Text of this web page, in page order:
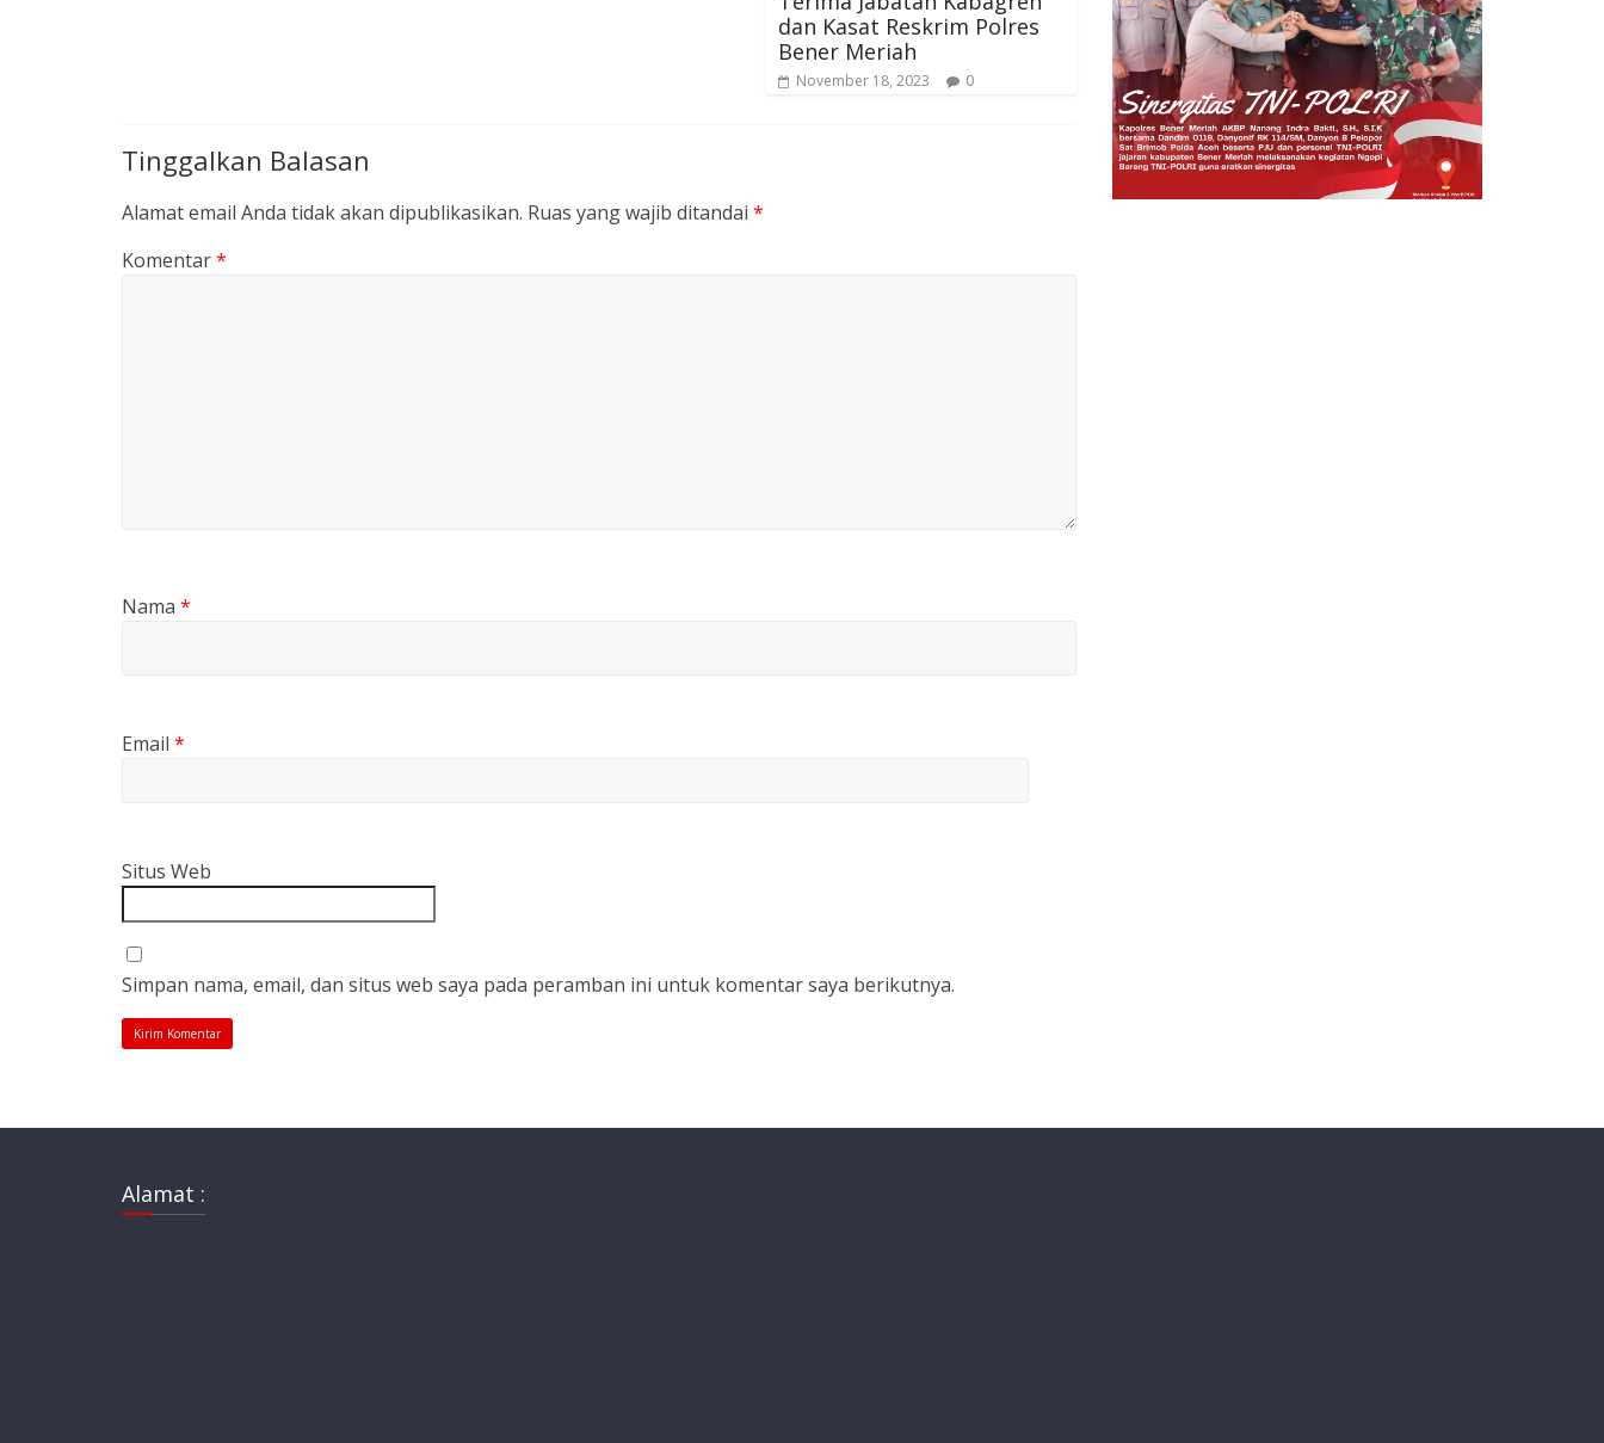
dan Kasat Reskrim Polres
Bener Meriah
November 18, 2023 0
Tinggalkan Balasan
Alamat email Anda tidak akan dipublikasikan. Ruas yang wajib ditandai *
Komentar*
Nama *
Email *
Situs Web
Simpan nama, email, dan situs web saya pada peramban ini untuk komentar saya berikutnya.
Alamat :